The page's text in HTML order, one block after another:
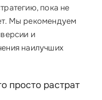
пока не
Мы рекомендуем
и
наилучших
просто растрат